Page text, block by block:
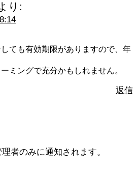
り:
ても有効期限がありますので、年
ミングで充分かもしれません。
返信
者のみに通知されます。